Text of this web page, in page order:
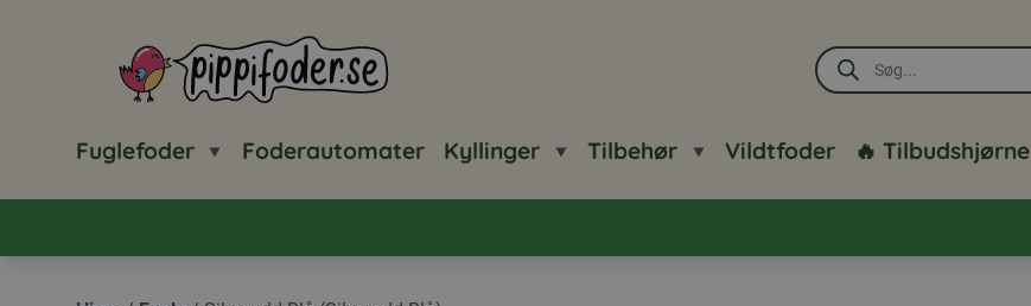
Pippifoder logo
Products
search
Fuglefoder Foderautomater Kyllinger Tilbehør Vildtfoder 🔥 Tilbudshjørne